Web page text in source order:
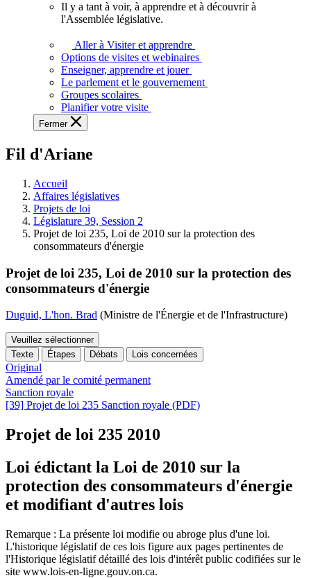
voir,
apprendre
et
à
à
législative.
Il y a tant à voir, à apprendre et à découvrir à
l'Assemblée législative.
Aller à Visiter et apprendre
Options de visites et webinaires
Enseigner, apprendre et jouer
Le parlement et le gouvernement
Groupes scolaires
Planifier votre visite
Fermer
Fil d'Ariane
Accueil
Affaires législatives
Projets de loi
Législature 39, Session 2
Projet de loi 235, Loi de 2010 sur la protection des
consommateurs d'énergie
Projet de loi 235, Loi de 2010 sur la protection des
consommateurs d'énergie
Duguid, L'hon. Brad (Ministre de l'Énergie et de l'Infrastructure)
Veuillez sélectionner
Texte
Étapes Débats Lois concernées
Original
Amendé par le comité permanent
Sanction royale
[39] Projet de loi 235 Sanction royale (PDF)
Projet de loi 235 2010
Loi édictant la Loi de 2010 sur la
protection des consommateurs d'énergie
et modifiant d'autres lois
Remarque : La présente loi modifie ou abroge plus d'une loi.
L'historique législatif de ces lois figure aux pages pertinentes de
l'Historique législatif détaillé des lois d'intérêt public codifiées sur le
site www.lois-en-ligne.gouv.on.ca.